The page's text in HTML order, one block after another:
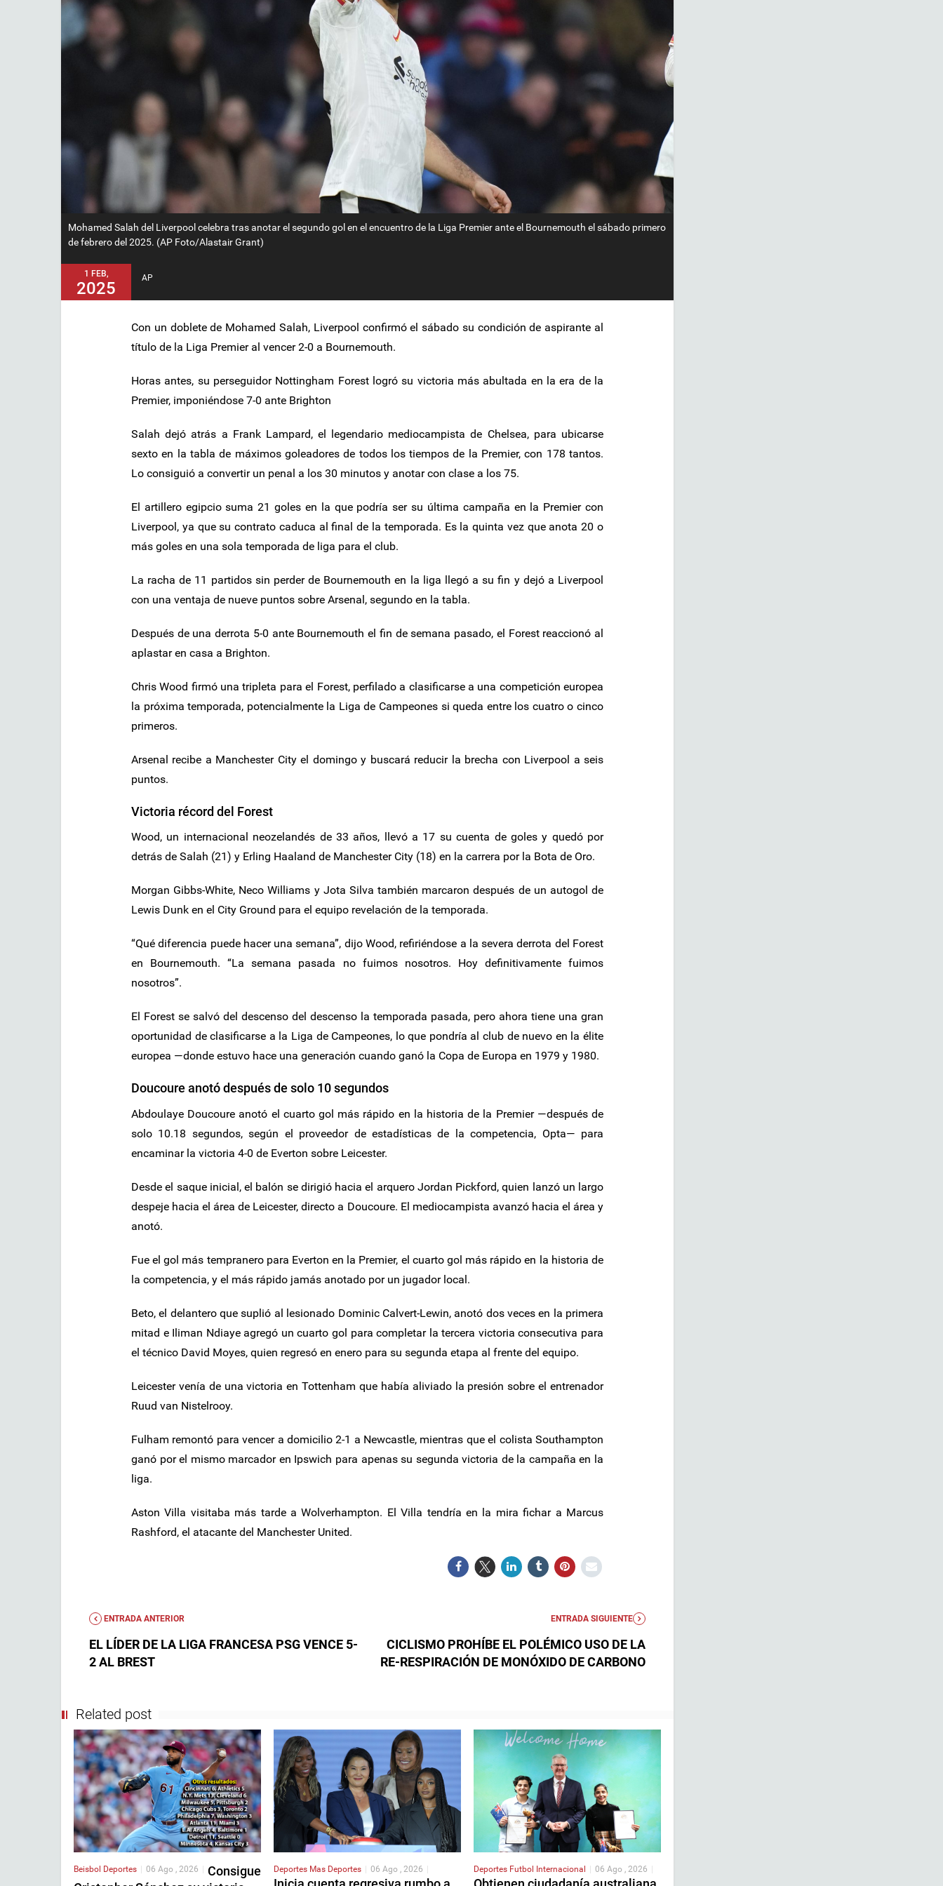
Mohamed Salah del Liverpool celebra tras anotar el segundo gol en el encuentro de la Liga Premier ante el Bournemouth el sábado primero
de febrero del 2025. (AP Foto/Alastair Grant)
1 FEB,
2025
AP
Con un doblete de Mohamed Salah, Liverpool confirmó el sábado su condición de aspirante al
título de la Liga Premier al vencer 2-0 a Bournemouth.
Horas antes, su perseguidor Nottingham Forest logró su victoria más abultada en la era de la
Premier, imponiéndose 7-0 ante Brighton
Salah dejó atrás a Frank Lampard, el legendario mediocampista de Chelsea, para ubicarse
sexto en la tabla de máximos goleadores de todos los tiempos de la Premier, con 178 tantos.
Lo consiguió a convertir un penal a los 30 minutos y anotar con clase a los 75.
El artillero egipcio suma 21 goles en la que podría ser su última campaña en la Premier con
Liverpool, ya que su contrato caduca al final de la temporada. Es la quinta vez que anota 20 o
más goles en una sola temporada de liga para el club.
La racha de 11 partidos sin perder de Bournemouth en la liga llegó a su fin y dejó a Liverpool
con una ventaja de nueve puntos sobre Arsenal, segundo en la tabla.
Después de una derrota 5-0 ante Bournemouth el fin de semana pasado, el Forest reaccionó al
aplastar en casa a Brighton.
Chris Wood firmó una tripleta para el Forest, perfilado a clasificarse a una competición europea
la próxima temporada, potencialmente la Liga de Campeones si queda entre los cuatro o cinco
primeros.
Arsenal recibe a Manchester City el domingo y buscará reducir la brecha con Liverpool a seis
puntos.
Victoria récord del Forest
Wood, un internacional neozelandés de 33 años, llevó a 17 su cuenta de goles y quedó por
detrás de Salah (21) y Erling Haaland de Manchester City (18) en la carrera por la Bota de Oro.
Morgan Gibbs-White, Neco Williams y Jota Silva también marcaron después de un autogol de
Lewis Dunk en el City Ground para el equipo revelación de la temporada.
“Qué diferencia puede hacer una semana”, dijo Wood, refiriéndose a la severa derrota del Forest
en Bournemouth. “La semana pasada no fuimos nosotros. Hoy definitivamente fuimos
nosotros”.
El Forest se salvó del descenso del descenso la temporada pasada, pero ahora tiene una gran
oportunidad de clasificarse a la Liga de Campeones, lo que pondría al club de nuevo en la élite
europea —donde estuvo hace una generación cuando ganó la Copa de Europa en 1979 y 1980.
Doucoure anotó después de solo 10 segundos
Abdoulaye Doucoure anotó el cuarto gol más rápido en la historia de la Premier —después de
solo 10.18 segundos, según el proveedor de estadísticas de la competencia, Opta— para
encaminar la victoria 4-0 de Everton sobre Leicester.
Desde el saque inicial, el balón se dirigió hacia el arquero Jordan Pickford, quien lanzó un largo
despeje hacia el área de Leicester, directo a Doucoure. El mediocampista avanzó hacia el área y
anotó.
Fue el gol más tempranero para Everton en la Premier, el cuarto gol más rápido en la historia de
la competencia, y el más rápido jamás anotado por un jugador local.
Beto, el delantero que suplió al lesionado Dominic Calvert-Lewin, anotó dos veces en la primera
mitad e Iliman Ndiaye agregó un cuarto gol para completar la tercera victoria consecutiva para
el técnico David Moyes, quien regresó en enero para su segunda etapa al frente del equipo.
Leicester venía de una victoria en Tottenham que había aliviado la presión sobre el entrenador
Ruud van Nistelrooy.
Fulham remontó para vencer a domicilio 2-1 a Newcastle, mientras que el colista Southampton
ganó por el mismo marcador en Ipswich para apenas su segunda victoria de la campaña en la
liga.
Aston Villa visitaba más tarde a Wolverhampton. El Villa tendría en la mira fichar a Marcus
Rashford, el atacante del Manchester United.
ENTRADA ANTERIOR
EL LÍDER DE LA LIGA FRANCESA PSG VENCE 5-
2 AL BREST
ENTRADA SIGUIENTE
CICLISMO PROHÍBE EL POLÉMICO USO DE LA
RE-RESPIRACIÓN DE MONÓXIDO DE CARBONO
Related post
Beisbol Deportes 06 Ago , 2026
Consigue
Deportes Mas Deportes 06 Ago , 2026 Deportes Futbol Internacional 06 Ago , 2026